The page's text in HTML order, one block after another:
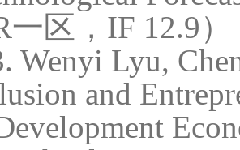
一区， IF 12.9）
Wenyi Lyu,
and